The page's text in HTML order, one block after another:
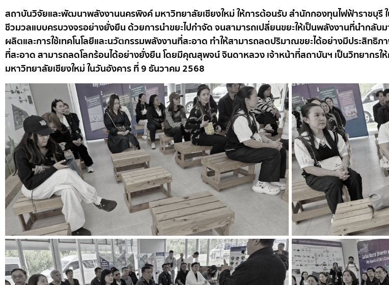
สถาบันวิจัยและพัฒนาพลังงานนครพิงค์ มหาวิทยาลัยเชียงใหม่ ให้การต้อนรับ สำนักกองทุนไฟฟ้าราชบุรี
ชีวมวลแบบครบวงจรอย่างยั่งยืน ด้วยการนำขยะไปกำจัด จนสามารถเปลี่ยนขยะให้เป็นพลังงานที่นำกลับ
ผลิตและการใช้เทคโนโลยีและนวัตกรรมพลังงานที่สะอาด ทำให้สามารถลดปริมาณขยะได้อย่างมีประสิทธิ
ที่สะอาด สามารถลดโลกร้อนได้อย่างยั่งยืน โดยมีคุณสุพจน์ จินดาหลวง เจ้าหน้าที่สถาบันฯ เป็นวิทยากร
มหาวิทยาลัยเชียงใหม่ ในวันอังคาร ที่ 9 ธันวาคม 2568